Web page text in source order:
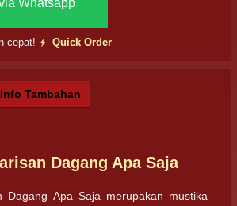
Whatsapp
cepat! Quick Order
Info Tambahan
Dagang Apa Saja
Dagang Apa Saja merupakan mustika